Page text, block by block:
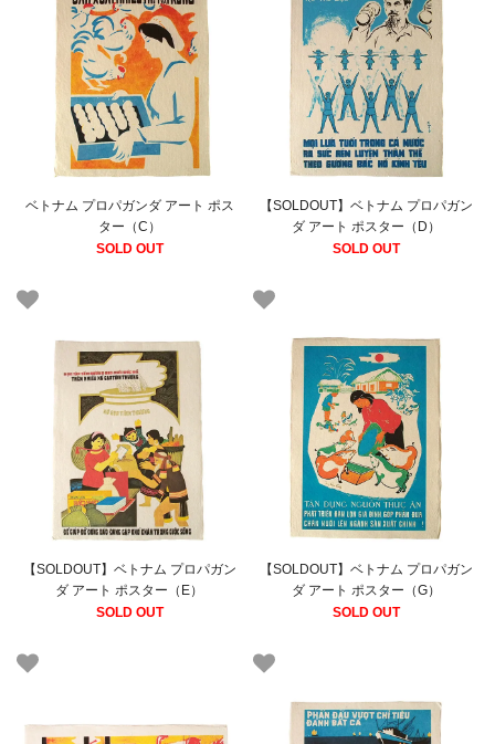
ベトナム プロパガンダ アート ポス
ター（C）
SOLD OUT
【SOLDOUT】ベトナム プロパガン
ダ アート ポスター（D）
SOLD OUT
【SOLDOUT】ベトナム プロパガン
ダ アート ポスター（E）
SOLD OUT
【SOLDOUT】ベトナム プロパガン
ダ アート ポスター（G）
SOLD OUT